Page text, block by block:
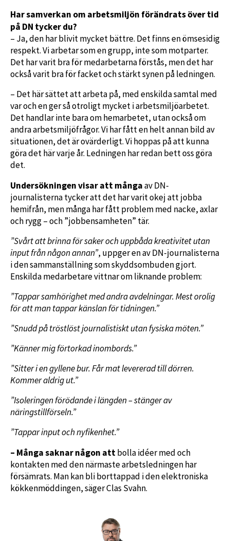
Har samverkan om arbetsmiljön förändrats över tid
på DN tycker du?
– Ja, den har blivit mycket bättre. Det finns en ömsesidig
respekt. Vi arbetar som en grupp, inte som motparter.
Det har varit bra för medarbetarna förstås, men det har
också varit bra för facket och stärkt synen på ledningen.
– Det här sättet att arbeta på, med enskilda samtal med
var och en ger så otroligt mycket i arbetsmiljöarbetet.
Det handlar inte bara om hemarbetet, utan också om
andra arbetsmiljöfrågor. Vi har fått en helt annan bild av
situationen, det är ovärderligt. Vi hoppas på att kunna
göra det här varje år. Ledningen har redan bett oss göra
det.
Undersökningen visar att mångaav DN-
journalisterna tycker att det har varit okej att jobba
hemifrån, men många har fått problem med nacke, axlar
och rygg – och ”jobbensamheten” tär.
”Svårt att brinna för saker och uppbåda kreativitet utan
input från någon annan”, uppger en av DN-journalisterna
i den sammanställning som skyddsombuden gjort.
Enskilda medarbetare vittnar om liknande problem:
”Tappar samhörighet med andra avdelningar. Mest orolig
för att man tappar känslan för tidningen.”
”Snudd på tröstlöst journalistiskt utan fysiska möten.”
”Känner mig förtorkad inombords.”
”Sitter i en gyllene bur. Får mat levererad till dörren.
Kommer aldrig ut.”
”Isoleringen förödande i längden – stänger av
näringstillförseln.”
”Tappar input och nyfikenhet.”
– Många saknar någon attbolla idéer med och
kontakten med den närmaste arbetsledningen har
försämrats. Man kan bli borttappad i den elektroniska
kökkenmöddingen, säger Clas Svahn.